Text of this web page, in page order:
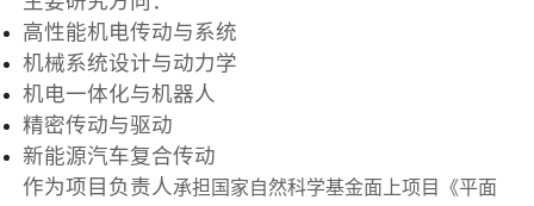
高性能机电传动与系统
机械系统设计与动力学
机电一体化与机器人
精密传动与驱动
新能源汽车复合传动
作为项目负责人 承担国家自然科学基金面上项目《平面